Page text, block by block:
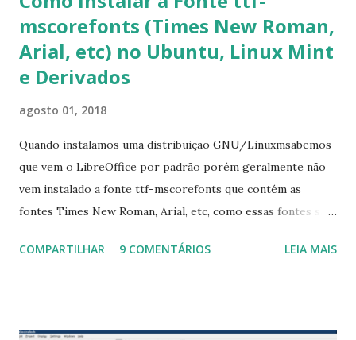
mscorefonts (Times New Roman,
Arial, etc) no Ubuntu, Linux Mint
e Derivados
agosto 01, 2018
Quando instalamos uma distribuição GNU/Linuxmsabemos
que vem o LibreOffice por padrão porém geralmente não
vem instalado a fonte ttf-mscorefonts que contém as
fontes Times New Roman, Arial, etc, como essas fontes são
a Associação Brasileira de Normas Técnicas (ABNT), exige
COMPARTILHAR 9 COMENTÁRIOS LEIA MAIS